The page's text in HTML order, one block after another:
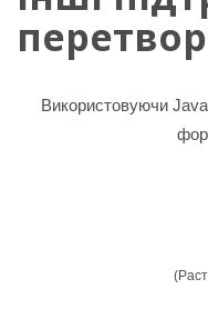
Використовуючи